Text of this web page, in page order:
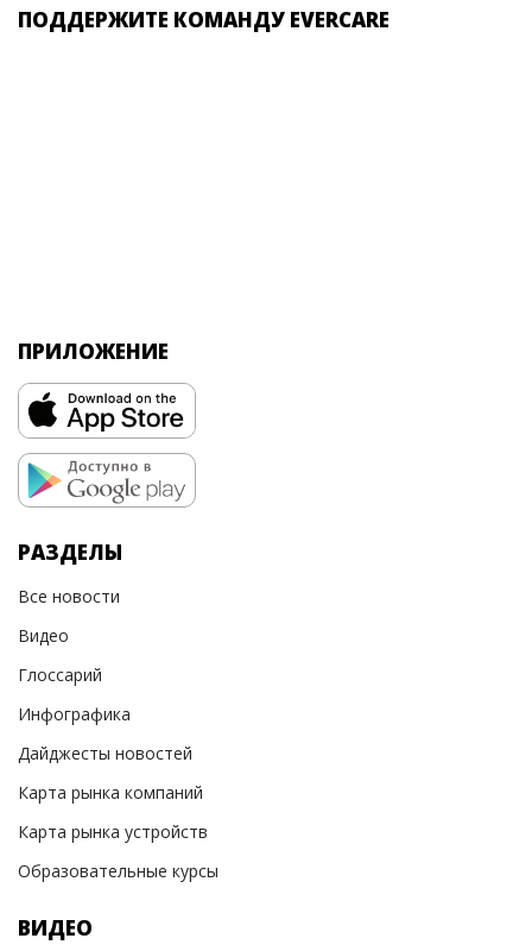
ПОДДЕРЖИТЕ КОМАНДУ EVERCARE
ПРИЛОЖЕНИЕ
РАЗДЕЛЫ
Все новости
Видео
Глоссарий
Инфографика
Дайджесты новостей
Карта рынка компаний
Карта рынка устройств
Образовательные курсы
ВИДЕО